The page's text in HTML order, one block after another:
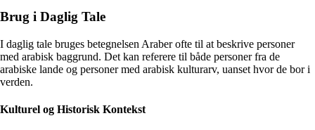
Brug i Daglig Tale
I daglig tale bruges betegnelsen Araber ofte til at beskrive personer
med arabisk baggrund. Det kan referere til både personer fra de
arabiske lande og personer med arabisk kulturarv, uanset hvor de bor i
verden.
Kulturel og Historisk Kontekst